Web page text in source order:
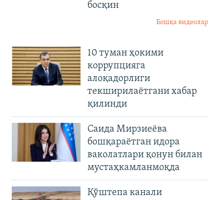
босқин
Бошқа видеолар
10 туман ҳокими
коррупцияга
алоқадорлиги
текширилаётгани хабар
қилинди
Саида Мирзиеёва
бошқараётган идора
ваколатлари қонун билан
мустаҳкамланмоқда
Қўштепа канали